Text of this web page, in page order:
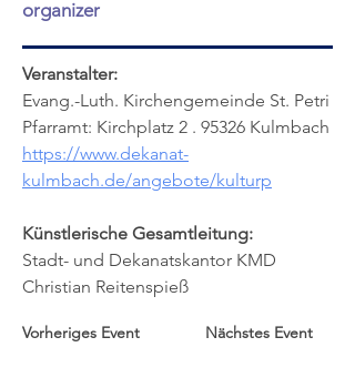
organizer
Veranstalter:
Evang.-Luth. Kirchengemeinde St. Petri
Pfarramt: Kirchplatz 2 . 95326 Kulmbach
https://www.dekanat-
kulmbach.de/angebote/kulturp
Künstlerische Gesamtleitung:
Stadt- und Dekanatskantor KMD
Christian Reitenspieß
Vorheriges Event Nächstes Event